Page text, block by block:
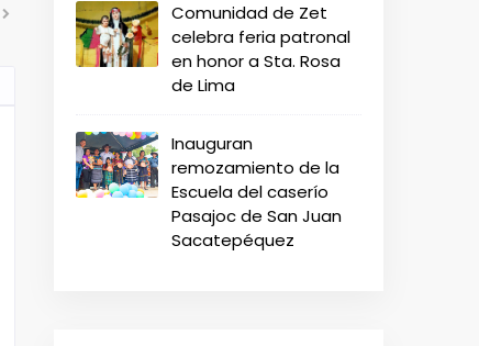
Comunidad de Zet
celebra feria patronal
en honor a Sta. Rosa
de Lima
Inauguran
remozamiento de la
Escuela del caserío
Pasajoc de San Juan
Sacatepéquez